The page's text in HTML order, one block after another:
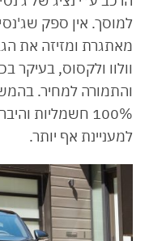
למוסך. אין ספק
וולוו ולקסוס, בעיקר
והתמורה למחיר.
100% חשמליות
למעניינת אף יותר.